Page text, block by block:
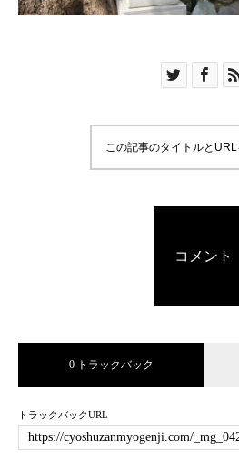
この記事のタイトルと
コメント
0 トラックバック
トラックバックURL